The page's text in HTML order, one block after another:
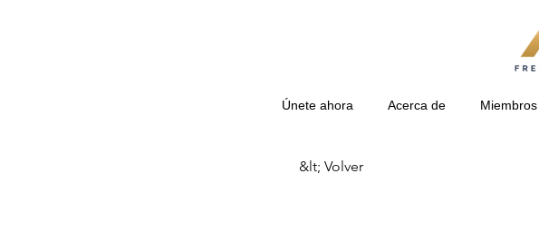
Únete ahora Acerca de Miembros
&lt; Volver